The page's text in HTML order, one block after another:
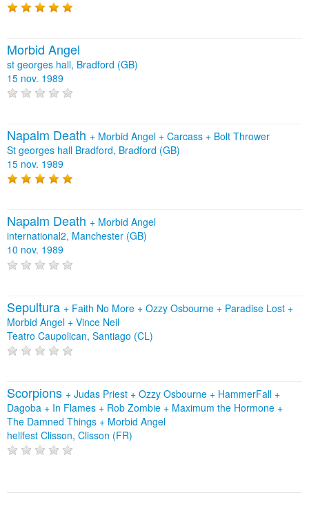
Morbid Angel
st georges hall, Bradford (GB)
15 nov. 1989
Napalm Death + Morbid Angel + Carcass + Bolt Thrower
St georges hall Bradford, Bradford (GB)
15 nov. 1989
Napalm Death + Morbid Angel
international2, Manchester (GB)
10 nov. 1989
Sepultura + Faith No More + Ozzy Osbourne + Paradise Lost +
Morbid Angel + Vince Neil
Teatro Caupolican, Santiago (CL)
Scorpions + Judas Priest + Ozzy Osbourne + HammerFall +
Dagoba + In Flames + Rob Zombie + Maximum the Hormone +
The Damned Things + Morbid Angel
hellfest Clisson, Clisson (FR)